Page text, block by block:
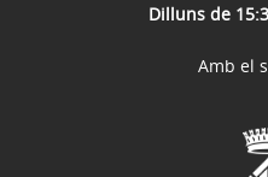
Dilluns de
Amb el